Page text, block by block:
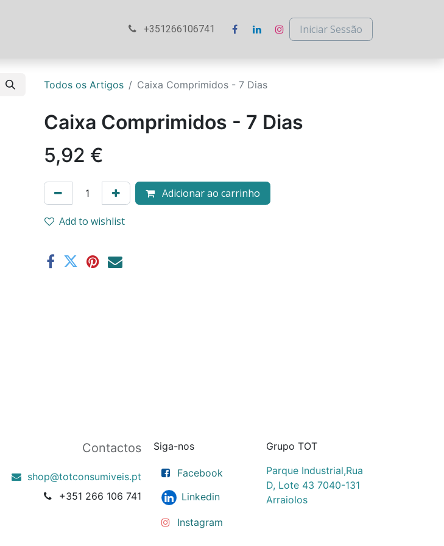
+351266106741 Iniciar Sessão
Todos os Artigos Caixa Comprimidos - 7 Dias
Caixa Comprimidos - 7 Dias
5,92 €
Adicionar ao carrinho
Add to wishlist
Grupo TOT
Parque Industrial,Rua
D, Lote 43 7040-131
Arraiolos
Contactos
shop@totconsumiveis.pt
+351 266 106 741
Siga-nos
Facebook
Linkedin
Instagram